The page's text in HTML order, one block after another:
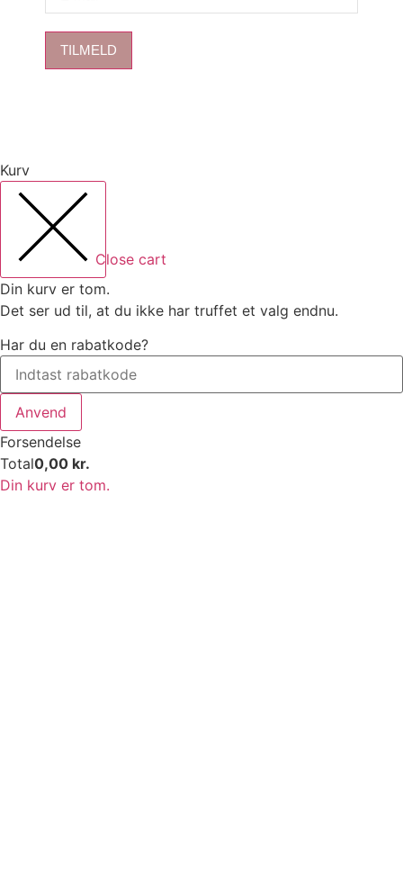
TILMELD
Kurv
Close cart
Din kurv er tom.
Det ser ud til, at du ikke har truffet et valg endnu.
Har du en rabatkode?
Anvend
Forsendelse
Total0,00 kr.
Din kurv er tom.